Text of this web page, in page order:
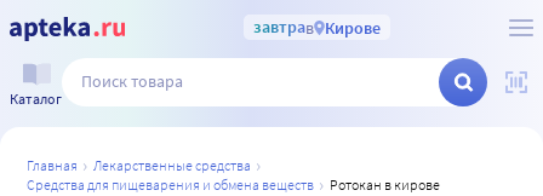
завтрав Кирове
Каталог
главная
лекарственные средства
средства для пищеварения и обмена веществ
ротокан в кирове